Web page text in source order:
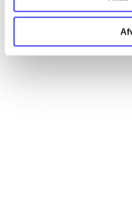
Alle registrerede artikler